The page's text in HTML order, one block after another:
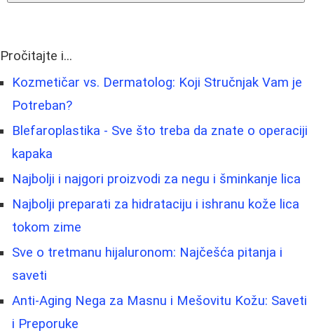
Pročitajte i...
Kozmetičar vs. Dermatolog: Koji Stručnjak Vam je
Potreban?
Blefaroplastika - Sve što treba da znate o operaciji
kapaka
Najbolji i najgori proizvodi za negu i šminkanje lica
Najbolji preparati za hidrataciju i ishranu kože lica
tokom zime
Sve o tretmanu hijaluronom: Najčešća pitanja i
saveti
Anti-Aging Nega za Masnu i Mešovitu Kožu: Saveti
i Preporuke